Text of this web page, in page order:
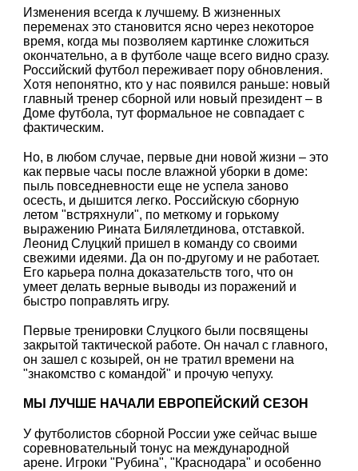
Изменения всегда к лучшему. В жизненных
переменах это становится ясно через некоторое
время, когда мы позволяем картинке сложиться
окончательно, а в футболе чаще всего видно сразу.
Российский футбол переживает пору обновления.
Хотя непонятно, кто у нас появился раньше: новый
главный тренер сборной или новый президент – в
Доме футбола, тут формальное не совпадает с
фактическим.
Но, в любом случае, первые дни новой жизни – это
как первые часы после влажной уборки в доме:
пыль повседневности еще не успела заново
осесть, и дышится легко. Российскую сборную
летом "встряхнули", по меткому и горькому
выражению Рината Билялетдинова, отставкой.
Леонид Слуцкий пришел в команду со своими
свежими идеями. Да он по-другому и не работает.
Его карьера полна доказательств того, что он
умеет делать верные выводы из поражений и
быстро поправлять игру.
Первые тренировки Слуцкого были посвящены
закрытой тактической работе. Он начал с главного,
он зашел с козырей, он не тратил времени на
"знакомство с командой" и прочую чепуху.
МЫ ЛУЧШЕ НАЧАЛИ ЕВРОПЕЙСКИЙ СЕЗОН
У футболистов сборной России уже сейчас выше
соревновательный тонус на международной
арене. Игроки "Рубина", "Краснодара" и особенно